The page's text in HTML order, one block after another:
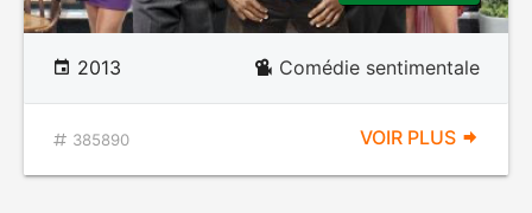
2013 Comédie sentimentale
385890 VOIR PLUS